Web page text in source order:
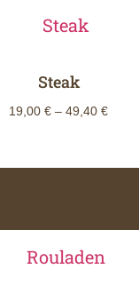
Steak
19,00 € – 49,40 €